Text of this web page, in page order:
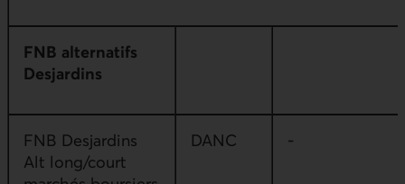
FNB alternatifs
Desjardins
FNB Desjardins
Alt long/court
DANC -